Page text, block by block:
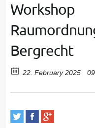
Workshop
Bergrecht
22. February 2025